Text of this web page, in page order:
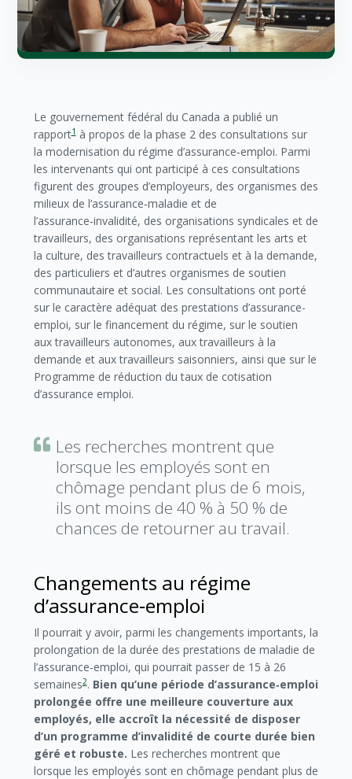
Le gouvernement fédéral du Canada a publié un
rapport1à propos de la phase 2 des consultations sur
la modernisation du régime d’assurance‑emploi. Parmi
les intervenants qui ont participé à ces consultations
figurent des groupes d’employeurs, des organismes des
milieux de l’assurance‑maladie et de
l’assurance‑invalidité, des organisations syndicales et de
travailleurs, des organisations représentant les arts et
la culture, des travailleurs contractuels et à la demande,
des particuliers et d’autres organismes de soutien
communautaire et social. Les consultations ont porté
sur le caractère adéquat des prestations d’assurance-
emploi, sur le financement du régime, sur le soutien
aux travailleurs autonomes, aux travailleurs à la
demande et aux travailleurs saisonniers, ainsi que sur le
Programme de réduction du taux de cotisation
d’assurance emploi.
Les recherches montrent que
lorsque les employés sont en
chômage pendant plus de 6 mois,
ils ont moins de 40 % à 50 % de
chances de retourner au travail.
Changements au régime
d’assurance‑emploi
Il pourrait y avoir, parmi les changements importants, la
prolongation de la durée des prestations de maladie de
l’assurance‑emploi, qui pourrait passer de 15 à 26
semaines2. Bien qu’une période d’assurance‑emploi
prolongée offre une meilleure couverture aux
employés, elle accroît la nécessité de disposer
d’un programme d’invalidité de courte durée bien
géré et robuste. Les recherches montrent que
lorsque les employés sont en chômage pendant plus de